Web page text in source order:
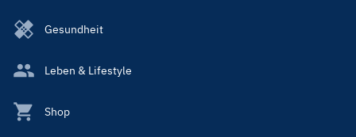
Gesundheit
Leben & Lifestyle
Shop